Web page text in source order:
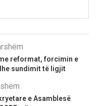
reformat, forcimin e
sundimit të ligjit
e Asamblesë